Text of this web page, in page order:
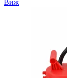
Виж